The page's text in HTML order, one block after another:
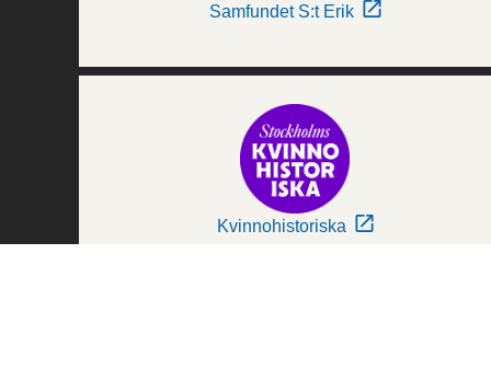
Samfundet S:t Erik
Kvinnohistoriska